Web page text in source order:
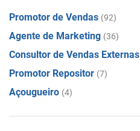
Promotor de Vendas (92)
Agente de Marketing (36)
Consultor de Vendas Externas
Promotor Repositor (7)
Açougueiro (4)